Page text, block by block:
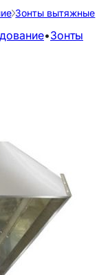
Зонты вытяжные
•Зонты